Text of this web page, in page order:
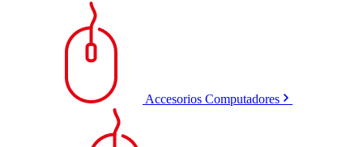
Accesorios Computadores